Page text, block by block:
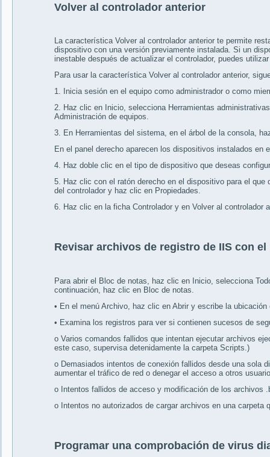
Volver al controlador anterior
La característica Volver al controlador anterior te permite
dispositivo con una versión previamente instalada. Si un
inestable después de actualizar el controlador, puedes
Para usar la característica Volver al controlador anterior,
1. Inicia sesión en el equipo como administrador o como
2. Haz clic en Inicio, selecciona Herramientas
Administración de equipos.
3. En Herramientas del sistema, en el árbol de la consola,
En el panel derecho aparecen los dispositivos instalados en
4. Haz doble clic en el tipo de dispositivo que deseas
5. Haz clic con el ratón derecho en el dispositivo para el que
del controlador y haz clic en Propiedades.
6. Haz clic en la ficha Controlador y en Volver al controlador
Revisar archivos de registro de IIS con
Para abrir el Bloc de notas, haz clic en Inicio, selecciona
continuación, haz clic en Bloc de notas.
• En el menú Archivo, haz clic en Abrir y escribe la
• Examina los registros para ver si contienen sucesos de
o Varios comandos fallidos que intentan ejecutar archivos
este caso, supervisa detenidamente la carpeta Scripts.)
o Demasiados intentos de conexión fallidos desde una sola
aumentar el tráfico de red o denegar el acceso a otros
o Intentos fallidos de acceso y modificación de los archivos
o Intentos no autorizados de cargar archivos en una carpeta
Programar una comprobación de virus